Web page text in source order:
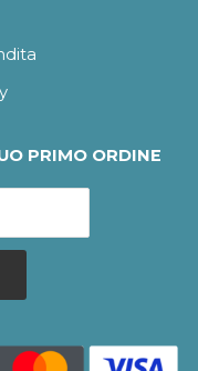
PRIMO ORDINE